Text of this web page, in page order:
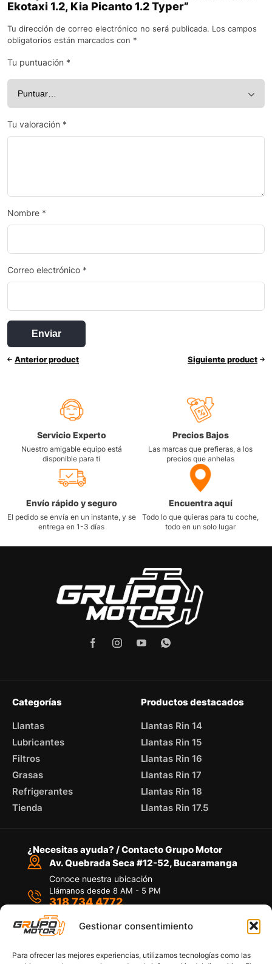
Gestionar consentimiento
Para ofrecer las mejores experiencias, utilizamos tecnologías como las
Ekotaxi 1.2, Kia Picanto 1.2 Typer”
Tu dirección de correo electrónico no será publicada. Los campos
obligatorios están marcados con *
Tu puntuación *
Tu valoración *
Nombre *
Correo electrónico *
Anterior product Siguiente product
Servicio Experto
Nuestro amigable equipo está
disponible para ti
Precios Bajos
Las marcas que prefieras, a los
precios que anhelas
Envío rápido y seguro
El pedido se envía en un instante, y se
entrega en 1-3 días
Encuentra aquí
Todo lo que quieras para tu coche,
todo en un solo lugar
Categorías
Llantas
Lubricantes
Filtros
Grasas
Refrigerantes
Tienda
Productos destacados
Llantas Rin 14
Llantas Rin 15
Llantas Rin 16
Llantas Rin 17
Llantas Rin 18
Llantas Rin 17.5
¿Necesitas ayuda? / Contacto Grupo Motor
Av. Quebrada Seca #12-52, Bucaramanga
Conoce nuestra ubicación
Llámanos desde 8 AM - 5 PM
318 734 4772
Por medio de WhatsApp